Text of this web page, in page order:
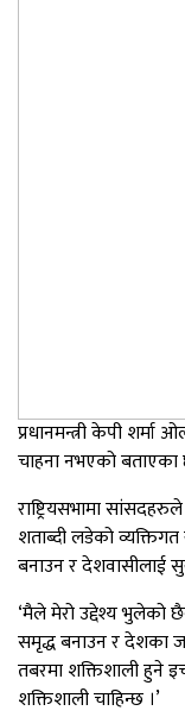
प्रधानमन्त्री केपी
चाहना नभएको बताएका
राष्ट्रियसभामा
शताब्दी लडेको
बनाउन र देशवासीलाई
‘मैले मेरो उद्देश्य
समृद्ध बनाउन र देशका
तबरमा शक्तिशाली हुने
शक्तिशाली चाहिन्छ ।’